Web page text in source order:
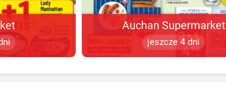
Auchan Supermarket
jeszcze 4 dni